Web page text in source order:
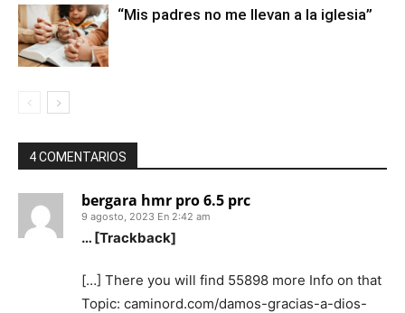
“Mis padres no me llevan a la iglesia”
4 COMENTARIOS
bergara hmr pro 6.5 prc
9 agosto, 2023 En 2:42 am
… [Trackback]
[…] There you will find 55898 more Info on that
Topic: caminord.com/damos-gracias-a-dios-